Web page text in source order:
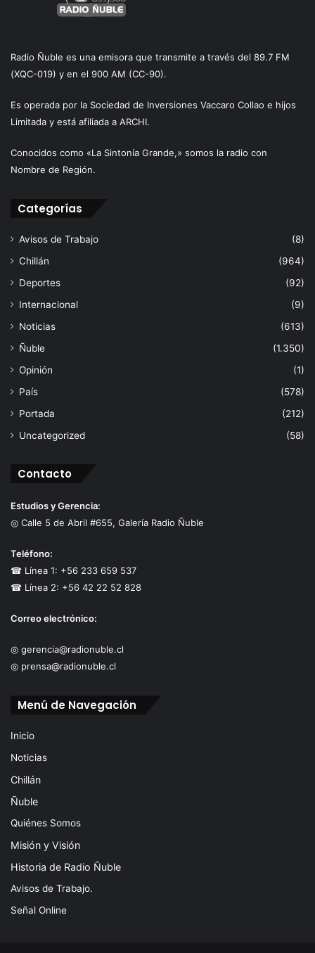
Radio Ñuble es una emisora que transmite a través del 89.7 FM
(XQC-019) y en el 900 AM (CC-90).
Es operada por la Sociedad de Inversiones Vaccaro Collao e hijos
Limitada y está afiliada a ARCHI.
Conocidos como «La Sintonía Grande,» somos la radio con
Nombre de Región.
Categorías
Avisos de Trabajo
(8)
Chillán
(964)
Deportes
(92)
Internacional
(9)
Noticias
(613)
Ñuble
(1.350)
Opinión
(1)
País
(578)
Portada
(212)
Uncategorized
(58)
Contacto
Estudios y Gerencia:
◎ Calle 5 de Abril #655, Galería Radio Ñuble
Teléfono:
☎ Línea 1: +56 233 659 537
☎ Línea 2: +56 42 22 52 828
Correo electrónico:
◎ gerencia@radionuble.cl
◎ prensa@radionuble.cl
Menú de Navegación
Inicio
Noticias
Chillán
Ñuble
Quiénes Somos
Misión y Visión
Historia de Radio Ñuble
Avisos de Trabajo.
Señal Online